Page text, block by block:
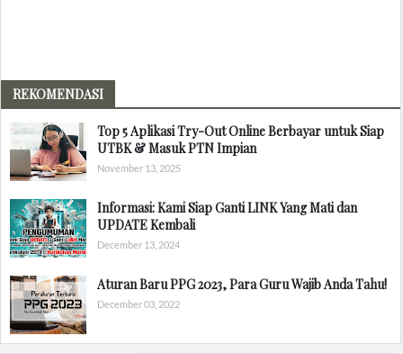
REKOMENDASI
Top 5 Aplikasi Try-Out Online Berbayar untuk Siap
UTBK & Masuk PTN Impian
November 13, 2025
Informasi: Kami Siap Ganti LINK Yang Mati dan
UPDATE Kembali
December 13, 2024
Aturan Baru PPG 2023, Para Guru Wajib Anda Tahu!
December 03, 2022